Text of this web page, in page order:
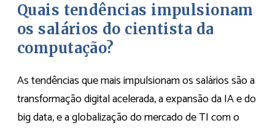
Quais tendências impulsionam
os salários do cientista da
computação?
As tendências que mais impulsionam os salários são a
transformação digital acelerada, a expansão da IA e do
big data, e a globalização do mercado de TI com o